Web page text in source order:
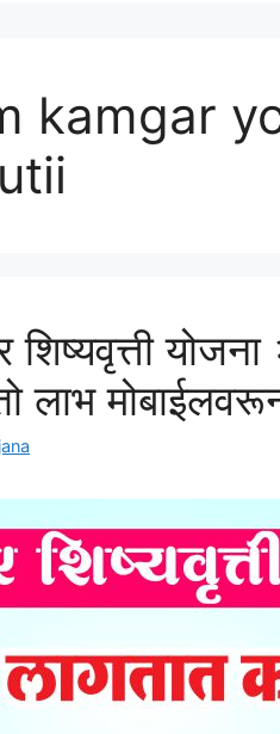
kamgar
शिष्यवृत्ती
लाभ